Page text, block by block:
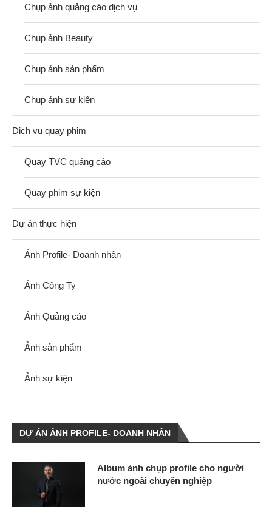
Chụp ảnh quảng cáo dịch vụ
Chụp ảnh Beauty
Chụp ảnh sản phẩm
Chụp ảnh sự kiện
Dịch vụ quay phim
Quay TVC quảng cáo
Quay phim sự kiện
Dự án thực hiện
Ảnh Profile- Doanh nhân
Ảnh Công Ty
Ảnh Quảng cáo
Ảnh sản phẩm
Ảnh sự kiện
DỰ ÁN ẢNH PROFILE- DOANH NHÂN
Album ảnh chụp profile cho người
nước ngoài chuyên nghiệp